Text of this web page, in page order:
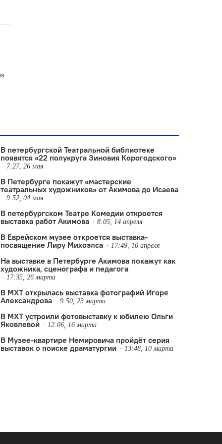
,Леонид Якобсон,мужской балет,Санкт-Петербургский
В петербургской Театральной библиотеке
появятся «22 полукруга Зиновия Корогодского»
7:27, 26 мая
В Петербурге покажут «мастерские
театральных художников» от Акимова до Исаева
9:52, 04 мая
В петербургском Театре Комедии откроется
выставка работ Акимова
8:05, 14 апреля
В Еврейском музее откроется выставка-
посвящение Лиру Михоэлса
17:49, 10 апреля
На выставке в Петербурге Акимова покажут как
художника, сценографа и педагога
17:35, 26 марта
В МХТ открылась выставка фотографий Игоря
Александрова
9:50, 23 марта
В МХТ устроили фотовыставку к юбилею Ольги
Яковлевой
12:06, 16 марта
В Музее-квартире Немировича пройдёт серия
выставок о поиске драматургии
13:48, 10 марта